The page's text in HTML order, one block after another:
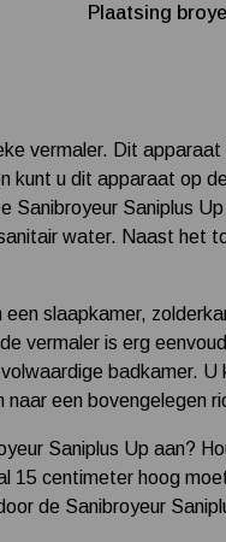
Plaatsing
vermaler. Dit
kunt u dit apparaat op
Sanibroyeur Saniplus
water. Naast het
slaapkamer,
vermaler is erg
badkamer.
een bovengelegen
Saniplus Up aan?
15 centimeter hoog
de Sanibroyeur